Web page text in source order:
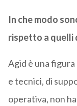
In che modo
rispetto a quelli
Agid è una
e tecnici, di
operativa, non